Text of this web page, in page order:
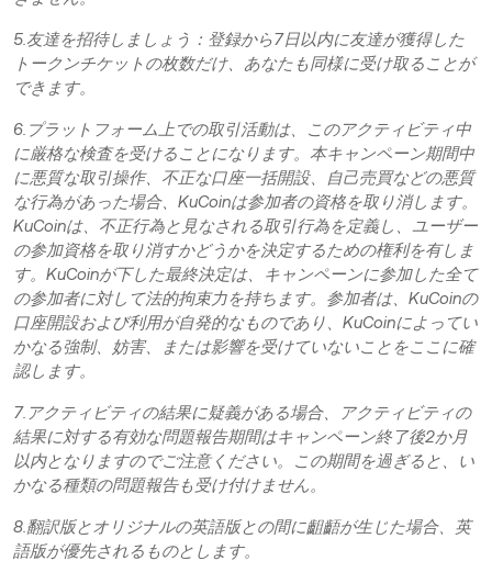
5.友達を招待しましょう：登録から7日以内に友達が獲得した
トークンチケットの枚数だけ、あなたも同様に受け取ることが
できます。
6.プラットフォーム上での取引活動は、このアクティビティ中
に厳格な検査を受けることになります。本キャンペーン期間中
に悪質な取引操作、不正な口座一括開設、自己売買などの悪質
な行為があった場合、KuCoinは参加者の資格を取り消します。
KuCoinは、不正行為と見なされる取引行為を定義し、ユーザー
の参加資格を取り消すかどうかを決定するための権利を有しま
す。KuCoinが下した最終決定は、キャンペーンに参加した全て
の参加者に対して法的拘束力を持ちます。参加者は、KuCoinの
口座開設および利用が自発的なものであり、KuCoinによってい
かなる強制、妨害、または影響を受けていないことをここに確
認します。
7.アクティビティの結果に疑義がある場合、アクティビティの
結果に対する有効な問題報告期間はキャンペーン終了後2か月
以内となりますのでご注意ください。この期間を過ぎると、い
かなる種類の問題報告も受け付けません。
8.翻訳版とオリジナルの英語版との間に齟齬が生じた場合、英
語版が優先されるものとします。